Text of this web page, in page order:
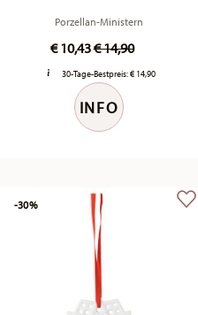
Porzellan-Ministern
€ 10,43Price reduced from
€ 14,90to
30-Tage-Bestpreis:€ 14,90
INFO
-30%